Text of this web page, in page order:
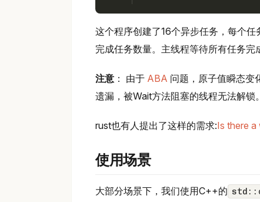
这个程序创建了16个异步任务，每个
完成任务数量。主线程等待所有任务完
注意 ： 由于 ABA 问题，原子值瞬态变
遗漏，被Wait方法阻塞的线程无法解锁。
rust也有人提出了这样的需求:Is there
使用场景
大部分场景下，我们使用C++的